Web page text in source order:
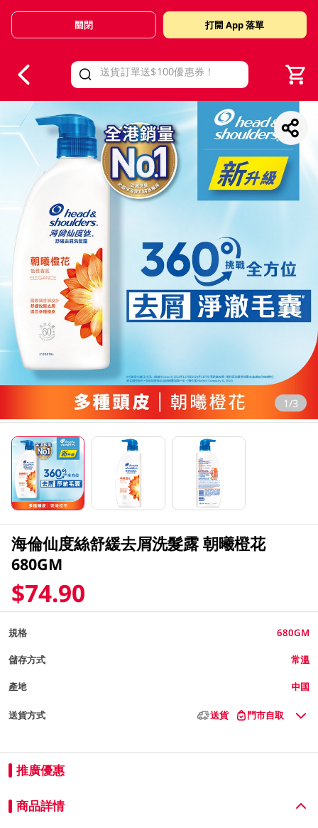
Valid Until 30 June 2026
關閉 打開 App 落單
1/3
海倫仙度絲舒緩去屑洗髮露 朝曦橙花
680GM
$74.90
規格 680GM
儲存方式 常溫
產地 中國
送貨方式 送貨 門市自取
推廣優惠
商品詳情